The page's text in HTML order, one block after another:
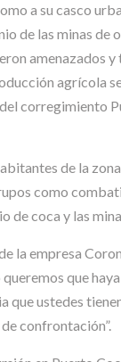
a su casco
las minas de
amenazados
agrícola
corregimiento
de la
como
coca y las
la empresa
que
ustedes
confrontación”.